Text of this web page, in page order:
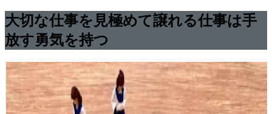
大切な仕事を見極めて譲れる仕事は手
放す勇気を持つ